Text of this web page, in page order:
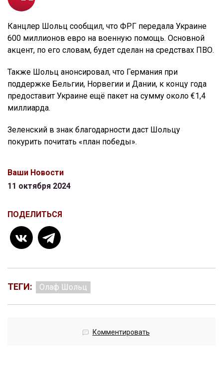
Канцлер Шольц сообщил, что ФРГ передала Украине
600 миллионов евро на военную помощь. Основной
акцент, по его словам, будет сделан на средствах ПВО.
Также Шольц анонсировал, что Германия при
поддержке Бельгии, Норвегии и Дании, к концу года
предоставит Украине ещё пакет на сумму около €1,4
миллиарда.
Зеленский в знак благодарности даст Шольцу
покурить почитать «план победы».
Ваши Новости
11 октября 2024
ПОДЕЛИТЬСЯ
ТЕГИ: Олаф Шольц
Комментировать